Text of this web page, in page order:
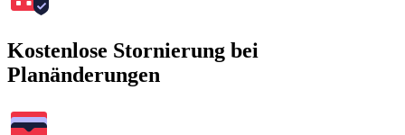
Kostenlose Stornierung bei
Planänderungen